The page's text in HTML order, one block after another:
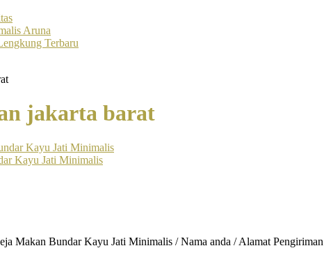
jakarta barat
Kayu Jati Minimalis
Makan Bundar Kayu Jati Minimalis / Nama anda / Alamat Pengiriman